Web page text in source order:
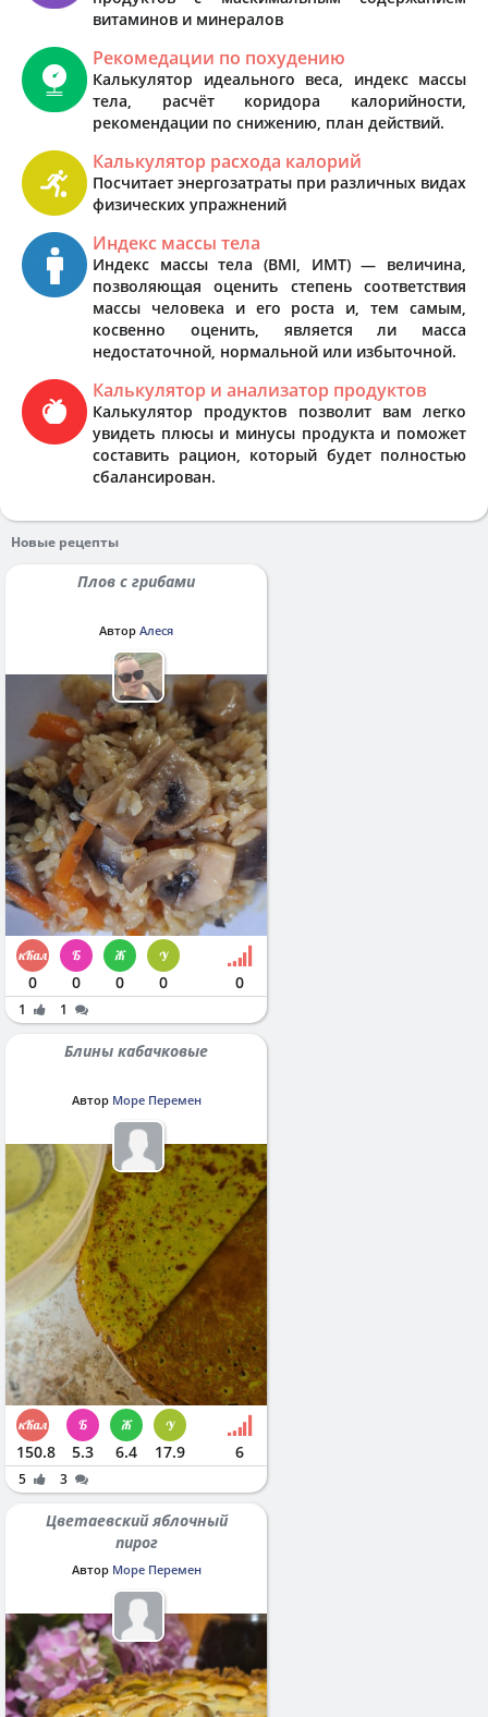
витаминов и минералов
Рекомедации по похудению
Калькулятор идеального веса, индекс массы
тела, расчёт коридора калорийности,
рекомендации по снижению, план действий.
Калькулятор расхода калорий
Посчитает энергозатраты при различных видах
физических упражнений
Индекс массы тела
Индекс массы тела (BMI, ИМТ) — величина,
позволяющая оценить степень соответствия
массы человека и его роста и, тем самым,
косвенно оценить, является ли масса
недостаточной, нормальной или избыточной.
Калькулятор и анализатор продуктов
Калькулятор продуктов позволит вам легко
увидеть плюсы и минусы продукта и поможет
составить рацион, который будет полностью
сбалансирован.
Новые рецепты
Плов с грибами
Автор Алеся
0 0 0 0 0
1 1
Блины кабачковые
Автор Море Перемен
150.8 5.3 6.4 17.9 6
5 3
Цветаевский яблочный
пирог
Автор Море Перемен